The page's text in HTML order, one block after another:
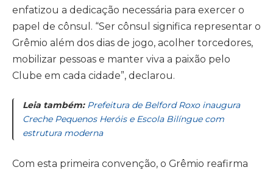
enfatizou a dedicação necessária para exercer o
papel de cônsul. “Ser cônsul significa representar o
Grêmio além dos dias de jogo, acolher torcedores,
mobilizar pessoas e manter viva a paixão pelo
Clube em cada cidade”, declarou.
Leia também: Prefeitura de Belford Roxo inaugura
Creche Pequenos Heróis e Escola Bilíngue com
estrutura moderna
Com esta primeira convenção, o Grêmio reafirma